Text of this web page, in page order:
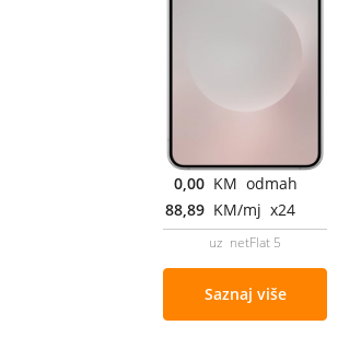
0,00 KM odmah
88,89 KM/mj x24
uz netFlat 5
Saznaj više